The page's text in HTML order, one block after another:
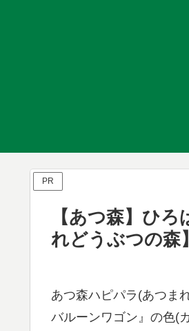
PR
【あつ森】ひ
れどうぶつの森】
あつ森ハピパラ(あつま
バルーンワゴン』の色(